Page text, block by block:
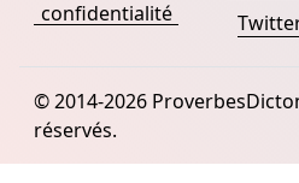
confidentialité
© 2014-2026
réservés.